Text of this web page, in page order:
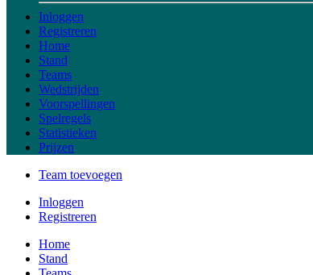
Inloggen
Registreren
Home
Stand
Teams
Wedstrijden
Voorspellingen
Spelregels
Statistieken
Prijzen
Team toevoegen
Inloggen
Registreren
Home
Stand